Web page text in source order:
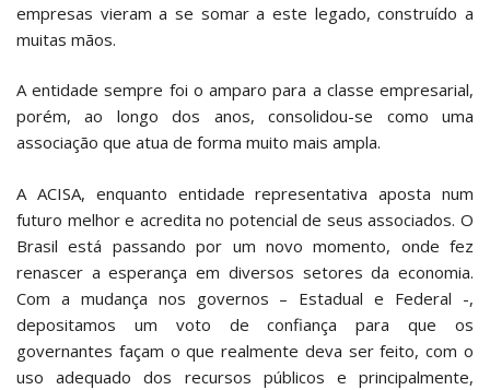
empresas vieram a se somar a este legado, construído a
muitas mãos.
A entidade sempre foi o amparo para a classe empresarial,
porém, ao longo dos anos, consolidou-se como uma
associação que atua de forma muito mais ampla.
A ACISA, enquanto entidade representativa aposta num
futuro melhor e acredita no potencial de seus associados. O
Brasil está passando por um novo momento, onde fez
renascer a esperança em diversos setores da economia.
Com a mudança nos governos – Estadual e Federal -,
depositamos um voto de confiança para que os
governantes façam o que realmente deva ser feito, com o
uso adequado dos recursos públicos e principalmente,